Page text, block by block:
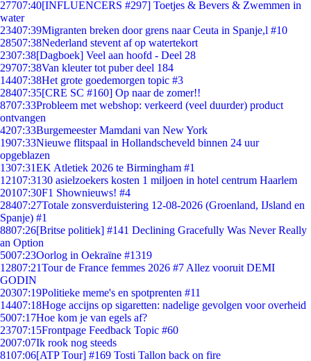
27707:40[INFLUENCERS #297] Toetjes & Bevers & Zwemmen in
water
23407:39Migranten breken door grens naar Ceuta in Spanje,l #10
28507:38Nederland stevent af op watertekort
2307:38[Dagboek] Veel aan hoofd - Deel 28
29707:38Van kleuter tot puber deel 184
14407:38Het grote goedemorgen topic #3
28407:35[CRE SC #160] Op naar de zomer!!
8707:33Probleem met webshop: verkeerd (veel duurder) product
ontvangen
4207:33Burgemeester Mamdani van New York
1907:33Nieuwe flitspaal in Hollandscheveld binnen 24 uur
opgeblazen
1307:31EK Atletiek 2026 te Birmingham #1
12107:3130 asielzoekers kosten 1 miljoen in hotel centrum Haarlem
20107:30F1 Shownieuws! #4
28407:27Totale zonsverduistering 12-08-2026 (Groenland, IJsland en
Spanje) #1
8807:26[Britse politiek] #141 Declining Gracefully Was Never Really
an Option
5007:23Oorlog in Oekraïne #1319
12807:21Tour de France femmes 2026 #7 Allez vooruit DEMI
GODIN
20307:19Politieke meme's en spotprenten #11
14407:18Hoge accijns op sigaretten: nadelige gevolgen voor overheid
5007:17Hoe kom je van egels af?
23707:15Frontpage Feedback Topic #60
2007:07Ik rook nog steeds
8107:06[ATP Tour] #169 Tosti Tallon back on fire